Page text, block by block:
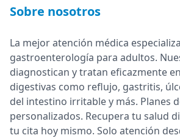
Sobre nosotros
La mejor atención médica
gastroenterología para adultos.
diagnostican y tratan eficazmente
digestivas como reflujo, gastritis,
del intestino irritable y más. Planes
personalizados. Recupera tu salud
tu cita hoy mismo. Solo atención